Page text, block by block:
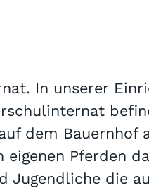
In unserer
dem Bauernhof
Pferden
die